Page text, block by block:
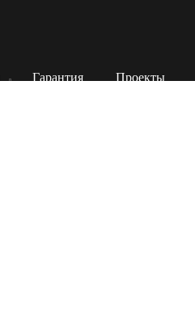
Гарантия Проекты